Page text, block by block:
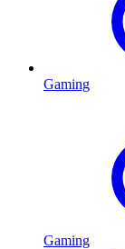
Gaming
Gaming